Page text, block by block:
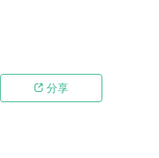
 分享